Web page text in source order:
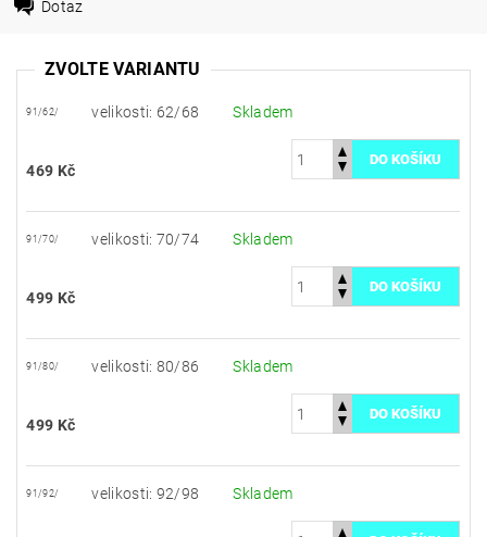
Dotaz
ZVOLTE VARIANTU
91/62/ velikosti: 62/68 Skladem
469 Kč
91/70/ velikosti: 70/74 Skladem
499 Kč
91/80/ velikosti: 80/86 Skladem
499 Kč
91/92/ velikosti: 92/98 Skladem